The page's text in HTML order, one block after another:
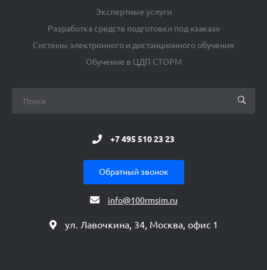
Экспертные услуги
Разработка средств подготовки под «заказ»
Системы электронного и дистанционного обучения
Обучение в ЦДП СТОРМ
+7 495 510 23 23
Обратный звонок
info@100rmsim.ru
ул. Лавочкина, 34, Москва, офис 1